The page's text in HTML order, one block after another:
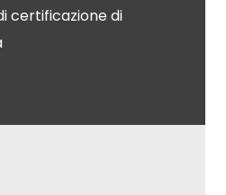
certificazione di